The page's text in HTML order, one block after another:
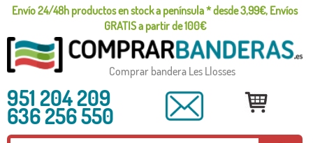
Envío 24/48h productos en stock a península * desde 3,99€, Envíos
GRATIS a partir de 100€
Comprar bandera Les Llosses
951 204 209
636 256 550